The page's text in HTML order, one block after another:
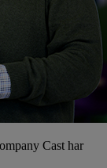
Cast har